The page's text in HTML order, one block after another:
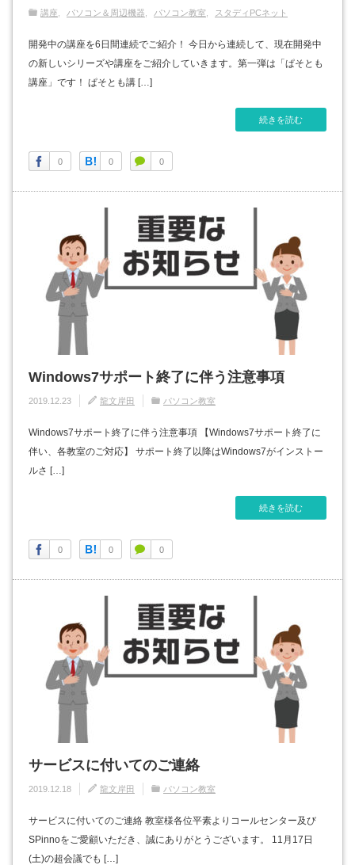
講座 パソコン＆周辺機器 パソコン教室 スタディPCネット
開発中の講座を6日間連続でご紹介！ 今日から連続して、現在開発中
の新しいシリーズや講座をご紹介していきます。第一弾は「ぱそとも
講座」です！ ぱそとも講 […]
続きを読む
0 0 0
Windows7サポート終了に伴う注意事項
2019.12.23 龍文岸田 パソコン教室
Windows7サポート終了に伴う注意事項 【Windows7サポート終了に
伴い、各教室のご対応】 サポート終了以降はWindows7がインストー
ルさ […]
続きを読む
0 0 0
サービスに付いてのご連絡
2019.12.18 龍文岸田 パソコン教室
サービスに付いてのご連絡 教室様各位平素よりコールセンター及び
SPinnoをご愛顧いただき、誠にありがとうございます。 11月17日
(土)の超会議でも […]